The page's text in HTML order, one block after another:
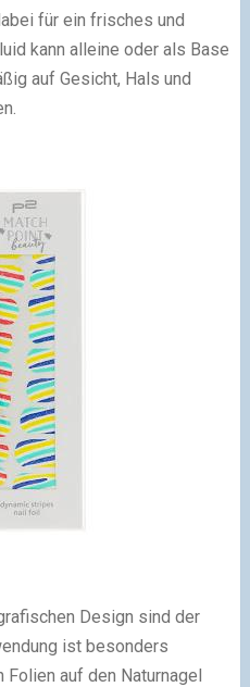
für ein frisches und
kann alleine oder als Base
auf Gesicht, Hals und
Design sind der
ist besonders
auf den Naturnagel